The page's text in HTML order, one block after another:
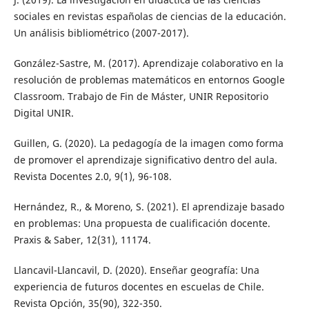
sociales en revistas españolas de ciencias de la educación.
Un análisis bibliométrico (2007-2017).
González-Sastre, M. (2017). Aprendizaje colaborativo en la
resolución de problemas matemáticos en entornos Google
Classroom. Trabajo de Fin de Máster, UNIR Repositorio
Digital UNIR.
Guillen, G. (2020). La pedagogía de la imagen como forma
de promover el aprendizaje significativo dentro del aula.
Revista Docentes 2.0, 9(1), 96-108.
Hernández, R., & Moreno, S. (2021). El aprendizaje basado
en problemas: Una propuesta de cualificación docente.
Praxis & Saber, 12(31), 11174.
Llancavil-Llancavil, D. (2020). Enseñar geografía: Una
experiencia de futuros docentes en escuelas de Chile.
Revista Opción, 35(90), 322-350.